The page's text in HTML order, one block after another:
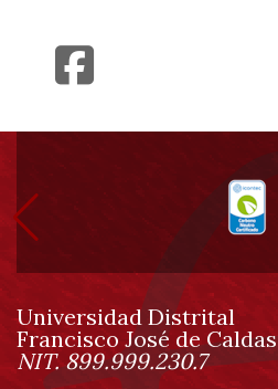
Información
pie
de
página
Información
Universidad Distrital
Francisco José de Caldas
NIT. 899.999.230.7